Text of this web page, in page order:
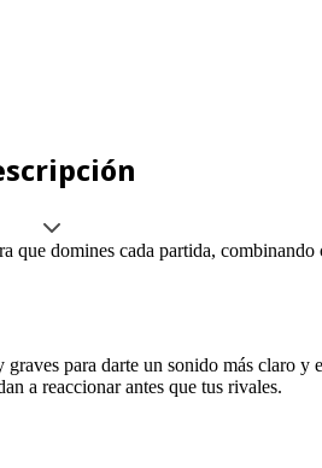
domines cada partida,
para darte un sonido más claro
a reaccionar antes que tus rivales.